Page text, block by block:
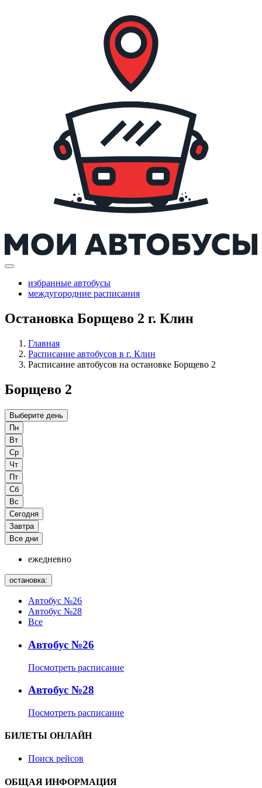
избранные автобусы
междугородние расписания
Остановка Борщево 2 г. Клин
Главная
Расписание автобусов в г. Клин
Расписание автобусов на остановке Борщево 2
Борщево 2
Выберите день
Пн
Вт
Ср
Чт
Пт
Сб
Вс
Сегодня
Завтра
Все дни
ежедневно
остановка:
Автобус №26
Автобус №28
Все
Автобус №26
Посмотреть расписание
Автобус №28
Посмотреть расписание
БИЛЕТЫ ОНЛАЙН
Поиск рейсов
ОБЩАЯ ИНФОРМАЦИЯ